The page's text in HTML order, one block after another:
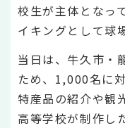
校生が主体となっ
イキングとして球
当日は、牛久市・
ため、1,000名に
特産品の紹介や観
高等学校が制作し